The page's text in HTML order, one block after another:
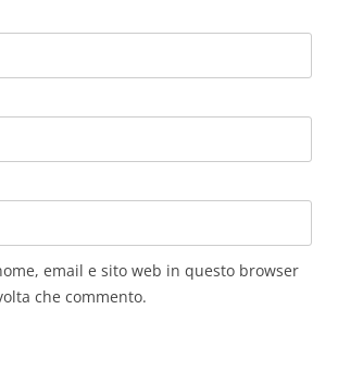
email e sito web in questo browser
che commento.